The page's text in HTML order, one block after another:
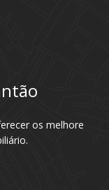
os melhore